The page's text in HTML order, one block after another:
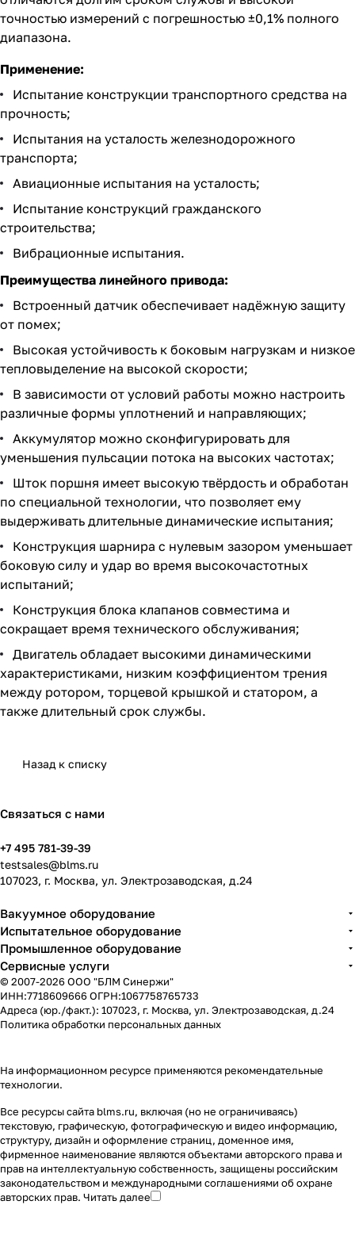
точностью измерений с погрешностью ±0,1% полного
диапазона.
Применение:
Испытание конструкции транспортного средства на
прочность;
Испытания на усталость железнодорожного
транспорта;
Авиационные испытания на усталость;
Испытание конструкций гражданского
строительства;
Вибрационные испытания.
Преимущества линейного привода:
Встроенный датчик обеспечивает надёжную защиту
от помех;
Высокая устойчивость к боковым нагрузкам и низкое
тепловыделение на высокой скорости;
В зависимости от условий работы можно настроить
различные формы уплотнений и направляющих;
Аккумулятор можно сконфигурировать для
уменьшения пульсации потока на высоких частотах;
Шток поршня имеет высокую твёрдость и обработан
по специальной технологии, что позволяет ему
выдерживать длительные динамические испытания;
Конструкция шарнира с нулевым зазором уменьшает
боковую силу и удар во время высокочастотных
испытаний;
Конструкция блока клапанов совместима и
сокращает время технического обслуживания;
Двигатель обладает высокими динамическими
характеристиками, низким коэффициентом трения
между ротором, торцевой крышкой и статором, а
также длительный срок службы.
Назад к списку
Связаться с нами
+7 495 781-39-39
testsales@blms.ru
107023, г. Москва, ул. Электрозаводская, д.24
Вакуумное оборудование
Испытательное оборудование
Промышленное оборудование
Сервисные услуги
© 2007-2026 ООО "БЛМ Синержи"
ИНН:7718609666 ОГРН:1067758765733
Адреса (юр./факт.): 107023, г. Москва, ул. Электрозаводская, д.24
Политика обработки персональных данных
На информационном ресурсе применяются рекомендательные
технологии.
Все ресурсы сайта blms.ru, включая (но не ограничиваясь)
текстовую, графическую, фотографическую и видео информацию,
структуру, дизайн и оформление страниц, доменное имя,
фирменное наименование являются объектами авторского права и
прав на интеллектуальную собственность, защищены российским
законодательством и международными соглашениями об охране
авторских прав. Читать далее